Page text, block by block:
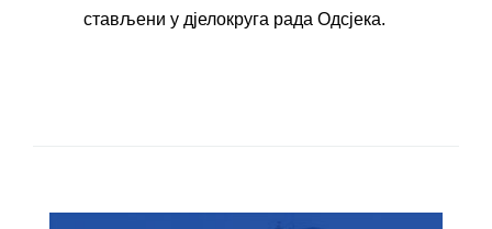
стављени у дјелокруга рада Одсјека.